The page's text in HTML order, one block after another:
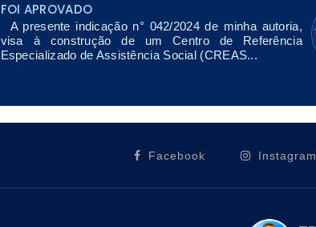
FOI APROVADO
A presente indicação n° 042/2024 de minha autoria,
visa à construção de um Centro de Referência
Especializado de Assistência Social (CREAS...
Facebook Instagram